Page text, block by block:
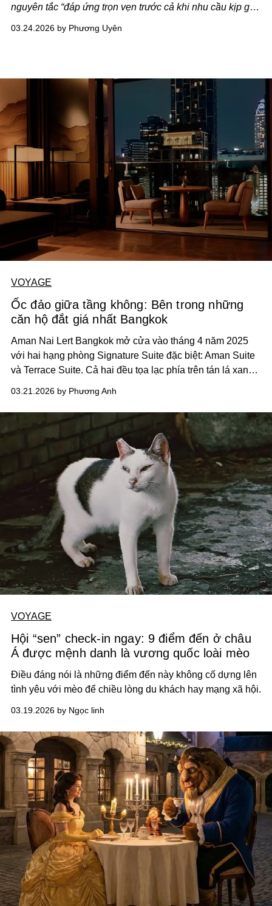
nguyên tắc “đáp ứng trọn vẹn trước cả khi nhu cầu kịp gọi
tinh tế, nơi mọi thứ diễn ra đúng cách, đúng lúc mà gia
03.24.2026 by Phương Uyên
VOYAGE
Ốc đảo giữa tầng không: Bên trong những
căn hộ đắt giá nhất Bangkok
Aman Nai Lert Bangkok mở cửa vào tháng 4 năm 2025
với hai hạng phòng Signature Suite đặc biệt: Aman Suite
và Terrace Suite. Cả hai đều tọa lạc phía trên tán lá xanh
kiếm sự riêng tư và kín đáo. Những không gian rộng rãi
này là bối cảnh trang nhã, không chỉ cho các kỳ nghỉ dài
ngày mà còn cho các buổi họp mặt và lễ kỷ niệm thân mật
ngay giữa lòng thành phố.
03.21.2026 by Phương Anh
VOYAGE
Hội “sen” check-in ngay: 9 điểm đến ở châu
Á được mệnh danh là vương quốc loài mèo
Điều đáng nói là những điểm đến này không cố dựng lên
tình yêu với mèo để chiều lòng du khách hay mạng xã hội.
03.19.2026 by Ngọc linh